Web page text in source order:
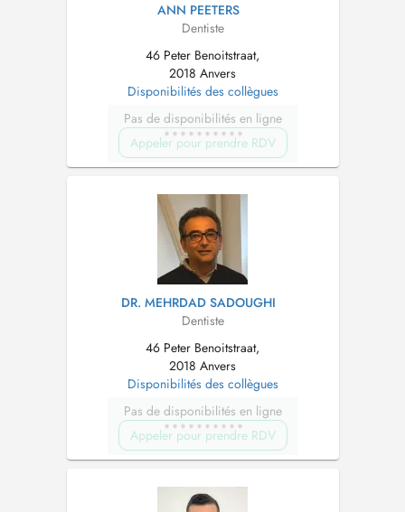
ANN PEETERS
Dentiste
46 Peter Benoitstraat,
2018 Anvers
Disponibilités des collègues
Pas de disponibilités en ligne
Appeler pour prendre RDV
DR. MEHRDAD SADOUGHI
Dentiste
46 Peter Benoitstraat,
2018 Anvers
Disponibilités des collègues
Pas de disponibilités en ligne
Appeler pour prendre RDV